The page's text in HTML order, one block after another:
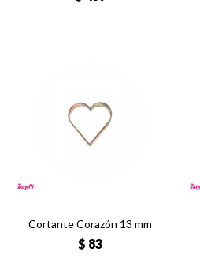
Cortante Corazón 13 mm
$ 83